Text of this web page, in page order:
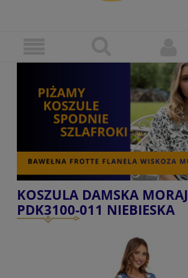
KOSZULA DAMSKA MORAJ
PDK3100-011 NIEBIESKA